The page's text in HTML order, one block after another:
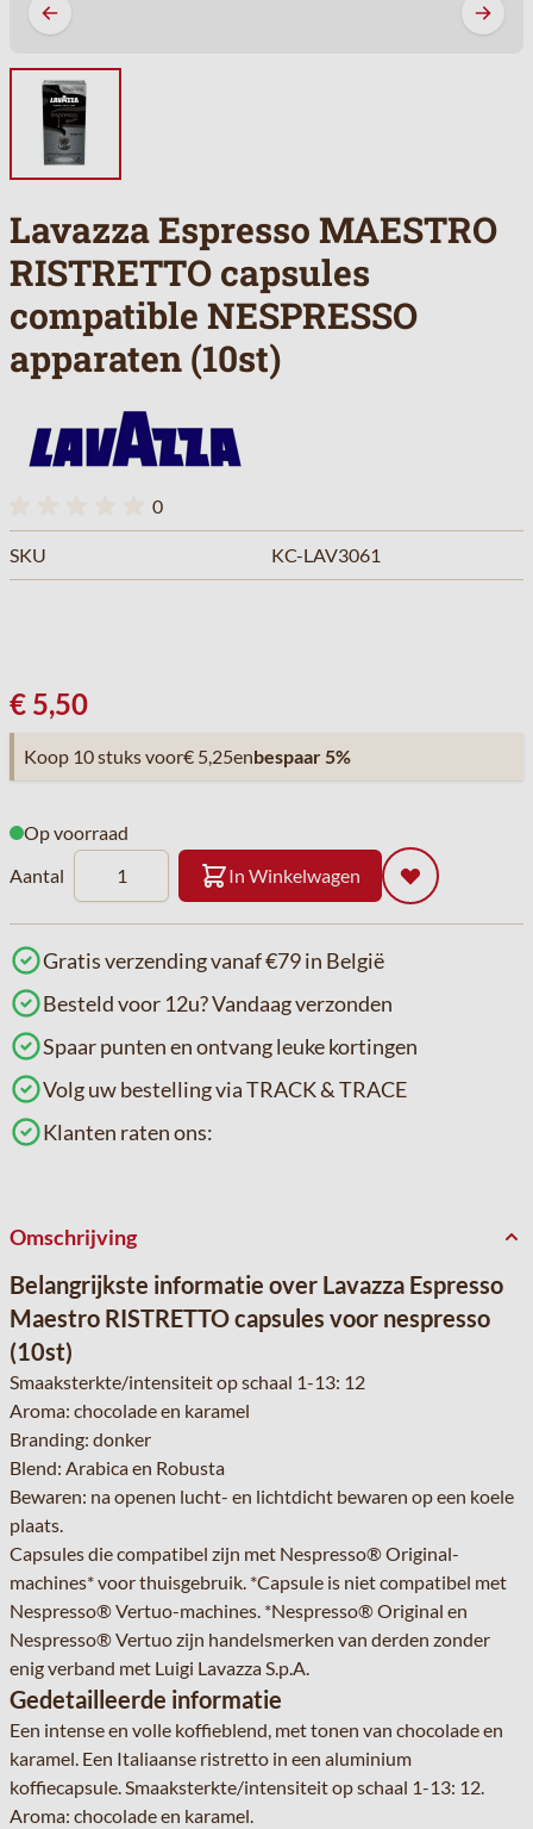
Lavazza Espresso MAESTRO
RISTRETTO capsules
compatible NESPRESSO
apparaten (10st)
0
SKU KC-LAV3061
€ 5,50
Koop 10 stuks voor€ 5,25enbespaar5%
Op voorraad
Aantal
In Winkelwagen
Gratis verzending vanaf €79 in België
Besteld voor 12u? Vandaag verzonden
Spaar punten en ontvang leuke kortingen
Volg uw bestelling via TRACK & TRACE
Klanten raten ons:
Omschrijving
Belangrijkste informatie over Lavazza Espresso
Maestro RISTRETTO capsules voor nespresso
(10st)
Smaaksterkte/intensiteit op schaal 1-13: 12
Aroma: chocolade en karamel
Branding: donker
Blend: Arabica en Robusta
Bewaren: na openen lucht- en lichtdicht bewaren op een koele
plaats.
Capsules die compatibel zijn met Nespresso® Original-
machines* voor thuisgebruik. *Capsule is niet compatibel met
Nespresso® Vertuo-machines. *Nespresso® Original en
Nespresso® Vertuo zijn handelsmerken van derden zonder
enig verband met Luigi Lavazza S.p.A.
Gedetailleerde informatie
Een intense en volle koffieblend, met tonen van chocolade en
karamel. Een Italiaanse ristretto in een aluminium
koffiecapsule. Smaaksterkte/intensiteit op schaal 1-13: 12.
Aroma: chocolade en karamel.